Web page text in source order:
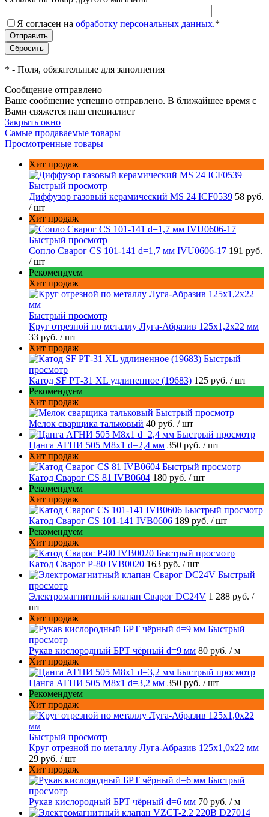
Я согласен на обработку персональных данных.*
* - Поля, обязательные для заполнения
Сообщение отправлено
Ваше сообщение успешно отправлено. В ближайшее время с
Вами свяжется наш специалист
Закрыть окно
Самые продаваемые товары
Просмотренные товары
Хит продаж
Быстрый просмотр
Диффузор газовый керамический MS 24 ICF0539 58 руб.
/ шт
Хит продаж
Быстрый просмотр
Сопло Сварог CS 101-141 d=1,7 мм IVU0606-17 191 руб.
/ шт
Рекомендуем
Хит продаж
Быстрый просмотр
Круг отрезной по металлу Луга-Абразив 125x1,2x22 мм
33 руб. / шт
Хит продаж
Быстрый
просмотр
Катод SF РТ-31 XL удлиненное (19683) 125 руб. / шт
Рекомендуем
Хит продаж
Быстрый просмотр
Мелок сварщика тальковый 40 руб. / шт
Быстрый просмотр
Цанга АГНИ 505 М8х1 d=2,4 мм 350 руб. / шт
Хит продаж
Быстрый просмотр
Катод Сварог CS 81 IVB0604 180 руб. / шт
Рекомендуем
Хит продаж
Быстрый просмотр
Катод Сварог CS 101-141 IVB0606 189 руб. / шт
Рекомендуем
Хит продаж
Быстрый просмотр
Катод Сварог P-80 IVB0020 163 руб. / шт
Быстрый
просмотр
Электромагнитный клапан Сварог DC24V 1 288 руб. /
шт
Хит продаж
Быстрый
просмотр
Рукав кислородный БРТ чёрный d=9 мм 80 руб. / м
Хит продаж
Быстрый просмотр
Цанга АГНИ 505 М8х1 d=3,2 мм 350 руб. / шт
Рекомендуем
Хит продаж
Быстрый просмотр
Круг отрезной по металлу Луга-Абразив 125x1,0x22 мм
29 руб. / шт
Хит продаж
Быстрый
просмотр
Рукав кислородный БРТ чёрный d=6 мм 70 руб. / м